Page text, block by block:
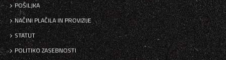
POŠILJKA
NAČINI PLAČILA IN PROVIZIJE
STATUT
POLITIKO ZASEBNOSTI